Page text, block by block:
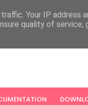
Your IP address
quality of service,